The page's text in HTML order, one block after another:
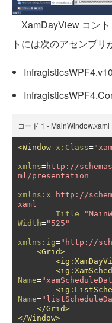
XamDayView コント
トには次のアセンブリ
コード 1 - MainWindow.xaml
<Window x:Class=
xmlns=http://
ml/presentation
xmlns:x=http://
xaml
Title=
Width="525"
xmlns:ig="http://
<Grid>
Name=
Name=
</Grid>
</Window>